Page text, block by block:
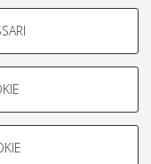
le caratteristiche della
al loro comportamento